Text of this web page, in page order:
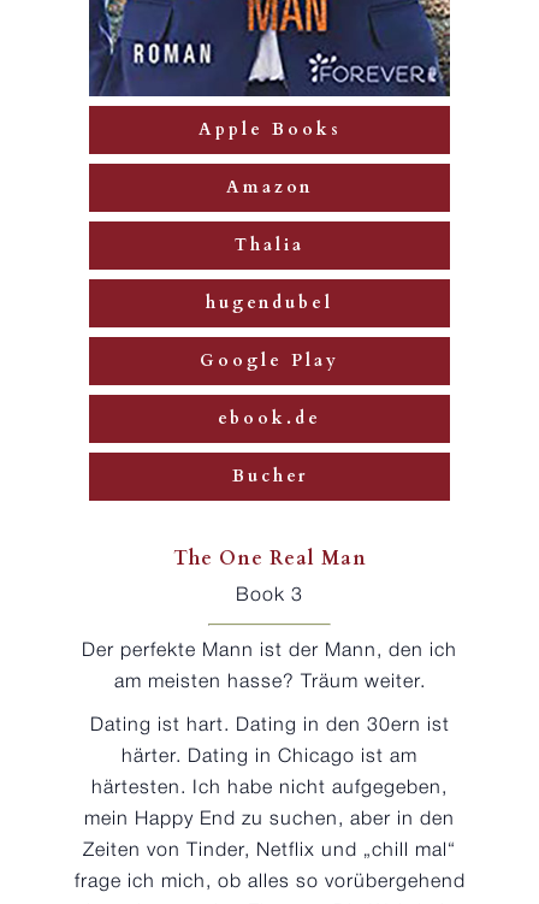
Apple Books
Amazon
Thalia
hugendubel
Google Play
ebook.de
Bucher
The One Real Man
Book 3
Der perfekte Mann ist der Mann, den ich
am meisten hasse? Träum weiter.
Dating ist hart. Dating in den 30ern ist
härter. Dating in Chicago ist am
härtesten. Ich habe nicht aufgegeben,
mein Happy End zu suchen, aber in den
Zeiten von Tinder, Netflix und „chill mal“
frage ich mich, ob alles so vorübergehend